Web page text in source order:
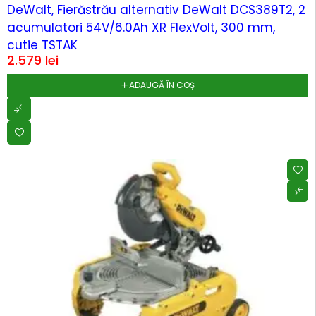
DeWalt, Fierăstrău alternativ DeWalt DCS389T2, 2
acumulatori 54V/6.0Ah XR FlexVolt, 300 mm,
cutie TSTAK
2.579 lei
ADAUGĂ ÎN COȘ